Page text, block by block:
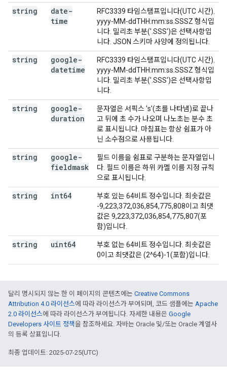
string
date-
time
RFC3339 타임스탬프입니다(UTC 시간).
yyyy-MM-ddTHH:mm:ss.SSSZ 형식입
니다. 밀리초 부분('.SSS')은 선택사항입
니다. JSON 스키마 사양에 정의됩니다.
string
google-
datetime
RFC3339 타임스탬프입니다(UTC 시간).
yyyy-MM-ddTHH:mm:ss.SSSZ 형식입
니다. 밀리초 부분('.SSS')은 선택사항입
니다.
string
google-
duration
문자열은 서픽스 's'(초를 나타냄)로 끝나
고 뒤에 초 수가 나오며 나노초는 분수 초
로 표시됩니다. 마침표는 항상 쉼표가 아
닌 소수점으로 사용됩니다.
string
google-
fieldmask
필드 이름을 쉼표로 구분하는 문자열입니
다. 필드 이름은 하위 카멜 이름 지정 규칙
으로 표시됩니다.
string int64
부호 있는 64비트 정수입니다. 최솟값은
-9,223,372,036,854,775,808이고 최댓
값은 9,223,372,036,854,775,807(포
함)입니다.
string uint64
부호 없는 64비트 정수입니다. 최솟값은
0이고 최댓값은 (2^64)-1(포함)입니다.
달리 명시되지 않는 한 이 페이지의 콘텐츠에는 Creative Commons
Attribution 4.0 라이선스에 따라 라이선스가 부여되며, 코드 샘플에는 Apache
2.0 라이선스에 따라 라이선스가 부여됩니다. 자세한 내용은 Google
Developers 사이트 정책을 참조하세요. 자바는 Oracle 및/또는 Oracle 계열사
의 등록 상표입니다.
최종 업데이트: 2025-07-25(UTC)